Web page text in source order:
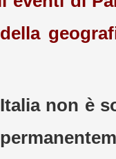
non è